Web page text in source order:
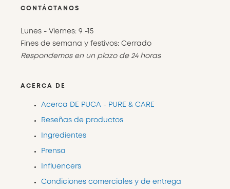
CONTÁCTANOS
Lunes - Viernes: 9 -15
Fines de semana y festivos: Cerrado
Respondemos en un plazo de 24 horas
ACERCA DE
Acerca DE PUCA - PURE & CARE
Reseñas de productos
Ingredientes
Prensa
Influencers
Condiciones comerciales y de entrega